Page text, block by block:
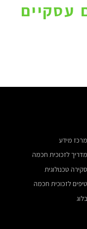
עסקיים
מרכז מידע
מדריך לזכוכית חכמה
סקירה טכנולוגית
טיפים לזכוכית חכמה
בלוג